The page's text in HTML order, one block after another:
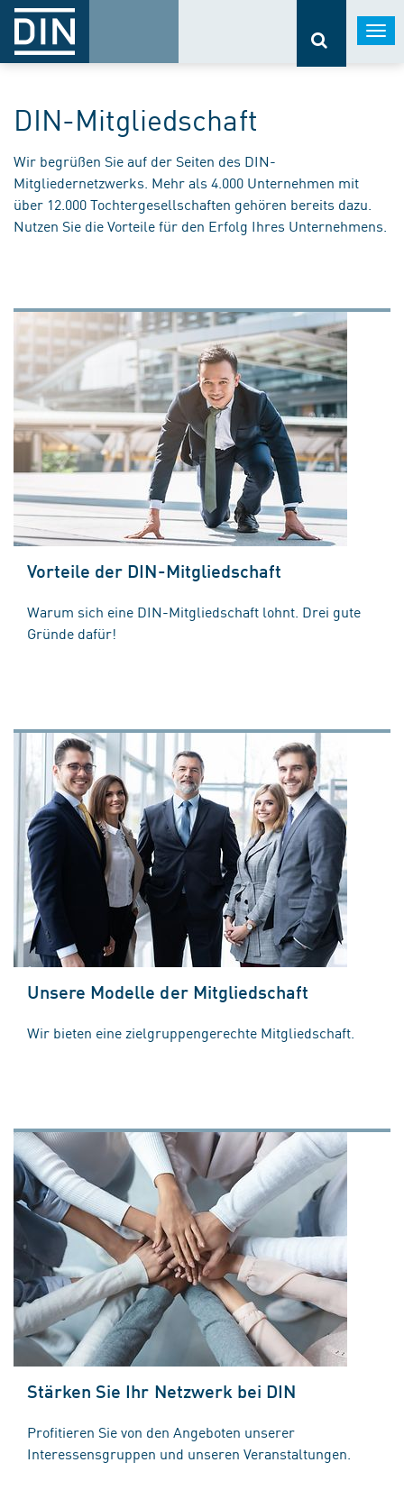
DIN-Mitgliedschaft
Wir begrüßen Sie auf der Seiten des DIN-
Mitgliedernetzwerks. Mehr als 4.000 Unternehmen mit
über 12.000 Tochtergesellschaften gehören bereits dazu.
Nutzen Sie die Vorteile für den Erfolg Ihres Unternehmens.
Vorteile der DIN-Mitgliedschaft
Warum sich eine DIN-Mitgliedschaft lohnt. Drei gute
Gründe dafür!
Unsere Modelle der Mitgliedschaft
Wir bieten eine zielgruppengerechte Mitgliedschaft.
Stärken Sie Ihr Netzwerk bei DIN
Profitieren Sie von den Angeboten unserer
Interessensgruppen und unseren Veranstaltungen.